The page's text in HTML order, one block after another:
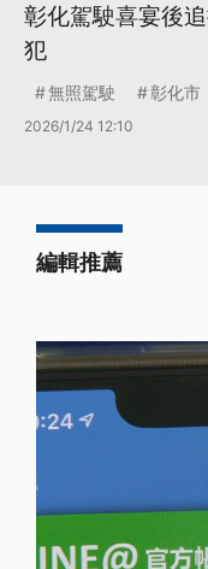
彰化駕駛喜宴後
犯
無照駕駛 彰化市
2026/1/24 12:10
編輯推薦